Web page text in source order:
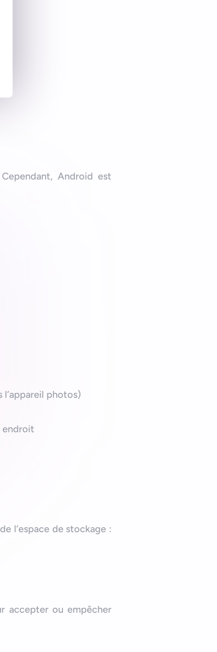
Android est
photos)
endroit
l’espace de stockage :
accepter ou empêcher